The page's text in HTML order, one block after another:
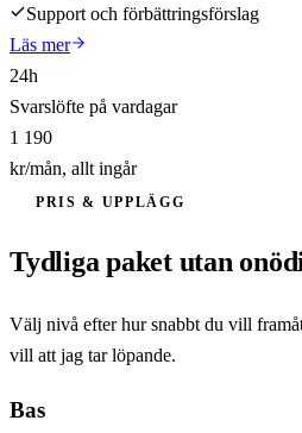
Support och förbättringsförslag
Läs mer
24h
Svarslöfte på vardagar
1 190
kr/mån, allt ingår
PRIS & UPPLÄGG
Tydliga paket utan
Välj nivå efter hur snabbt du vill
vill att jag tar löpande.
Bas